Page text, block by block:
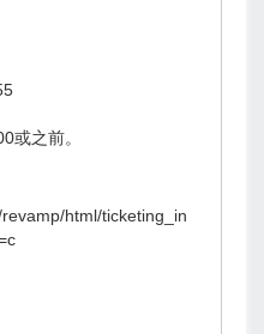
或之前。
html/ticketing_in